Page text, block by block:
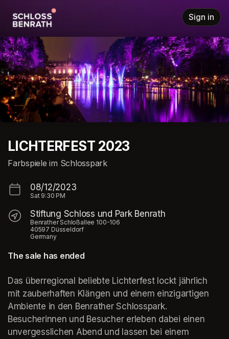
Sign in
LICHTERFEST 2023
Farbspiele im Schlosspark
08/12/2023
Sat 9:30 PM
Stiftung Schloss und Park Benrath
Benrather Schloßallee 100-106
40597 Düsseldorf
Germany
The sale has ended
Das überregional beliebte Lichterfest lockt jährlich
mit zauberhaften Klängen und einem einzigartigen
Ambiente in den Benrather Schlosspark.
Besucherinnen und Besucher erleben dabei einen
unvergesslichen Abend und lassen bei einem